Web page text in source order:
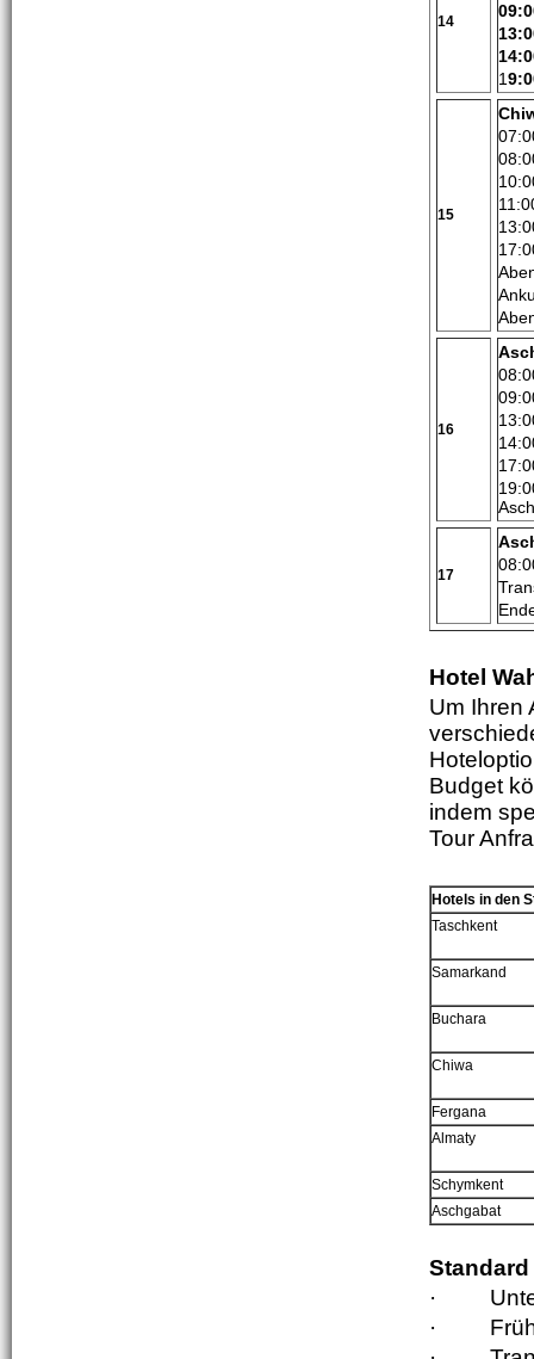
14
1
15
16
17
Hotel
Um Ihren
Budget
indem
Tour
Hotels in den
Taschkent
Samarkand
Buchara
Chiwa
Fergana
Almaty
Schymkent
Aschgabat
·
·